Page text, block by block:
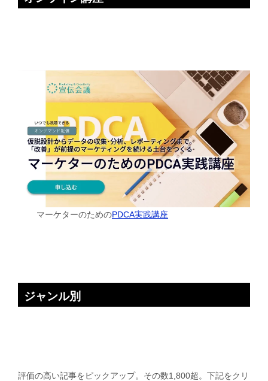
マーケターのためのPDCA実践講座
ジャンル別
評価の高い記事をピックアップ。その数1,800超。下記をクリ